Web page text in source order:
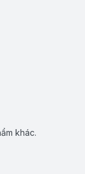
khác.